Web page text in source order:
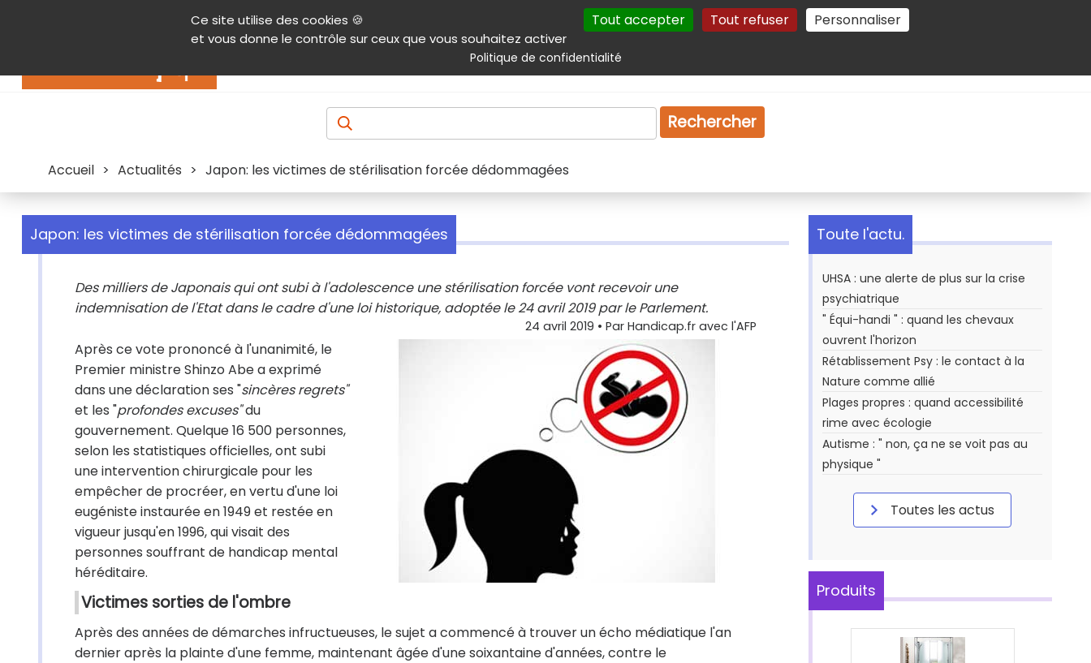
Ce site utilise des cookies 🍪
et vous donne le contrôle sur ceux que vous souhaitez activer
Tout accepter Tout refuser Personnaliser
Politique de confidentialité
Contenu Aide et accessibilité Menu principal Autres services Plan du site Gestion des cookies
Produits & services Emploi Droit
Rechercher
Accueil > Actualités > Japon: les victimes de stérilisation forcée dédommagées
Japon: les victimes de stérilisation forcée dédommagées
Des milliers de Japonais qui ont subi à l'adolescence une stérilisation forcée vont recevoir une
indemnisation de l'Etat dans le cadre d'une loi historique, adoptée le 24 avril 2019 par le Parlement.
24 avril 2019 • Par Handicap.fr avec l'AFP
Après ce vote prononcé à l'unanimité, le
Premier ministre Shinzo Abe a exprimé
dans une déclaration ses "sincères regrets"
et les "profondes excuses"du
gouvernement. Quelque 16 500 personnes,
selon les statistiques officielles, ont subi
une intervention chirurgicale pour les
empêcher de procréer, en vertu d'une loi
eugéniste instaurée en 1949 et restée en
vigueur jusqu'en 1996, qui visait des
personnes souffrant de handicap mental
héréditaire.
Victimes sorties de l'ombre
Après des années de démarches infructueuses, le sujet a commencé à trouver un écho médiatique l'an
dernier après la plainte d'une femme, maintenant âgée d'une soixantaine d'années, contre le
Toute l'actu.
UHSA : une alerte de plus sur la crise
psychiatrique
" Équi-handi " : quand les chevaux
ouvrent l'horizon
Rétablissement Psy : le contact à la
Nature comme allié
Plages propres : quand accessibilité
rime avec écologie
Autisme : " non, ça ne se voit pas au
physique "
Toutes les actus
Produits